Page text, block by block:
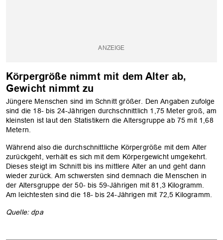
Körpergröße nimmt mit dem Alter ab,
Gewicht nimmt zu
Jüngere Menschen sind im Schnitt größer. Den Angaben zufolge
sind die 18- bis 24-Jährigen durchschnittlich 1,75 Meter groß, am
kleinsten ist laut den Statistikern die Altersgruppe ab 75 mit 1,68
Metern.
Während also die durchschnittliche Körpergröße mit dem Alter
zurückgeht, verhält es sich mit dem Körpergewicht umgekehrt.
Dieses steigt im Schnitt bis ins mittlere Alter an und geht dann
wieder zurück. Am schwersten sind demnach die Menschen in
der Altersgruppe der 50- bis 59-Jährigen mit 81,3 Kilogramm.
Am leichtesten sind die 18- bis 24-Jährigen mit 72,5 Kilogramm.
Quelle: dpa